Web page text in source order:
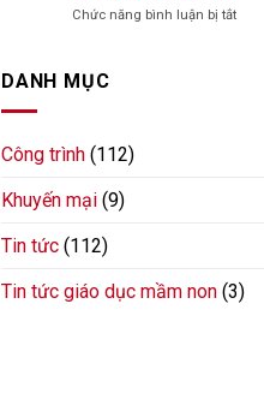
sân
dục
Chức năng bình luận bị tắtở
Hưng
tại
DANH MỤC
Công trình (112)
Khuyến mại (9)
Tin tức (112)
Tin tức giáo dục mầm non (3)